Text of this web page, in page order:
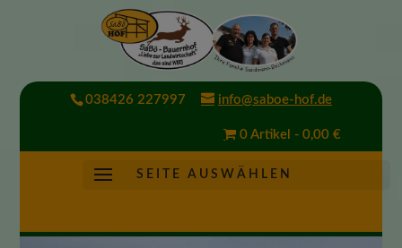
038426 227997 info@saboe-hof.de
0 Artikel 0,00 €
S E I T E A U S W Ä H L E N